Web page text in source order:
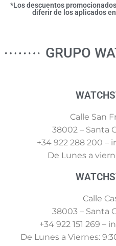
*Los descuentos
diferir de los aplicados
GRUPO
Calle San
38002 – Santa
+34 922 288 200 –
De Lunes a
Calle
38003 – Santa
+34 922 151 269 –
De Lunes a Viernes: